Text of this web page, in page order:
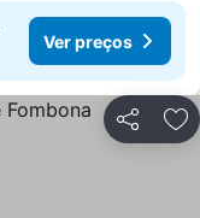
Ver preços
Partilhar